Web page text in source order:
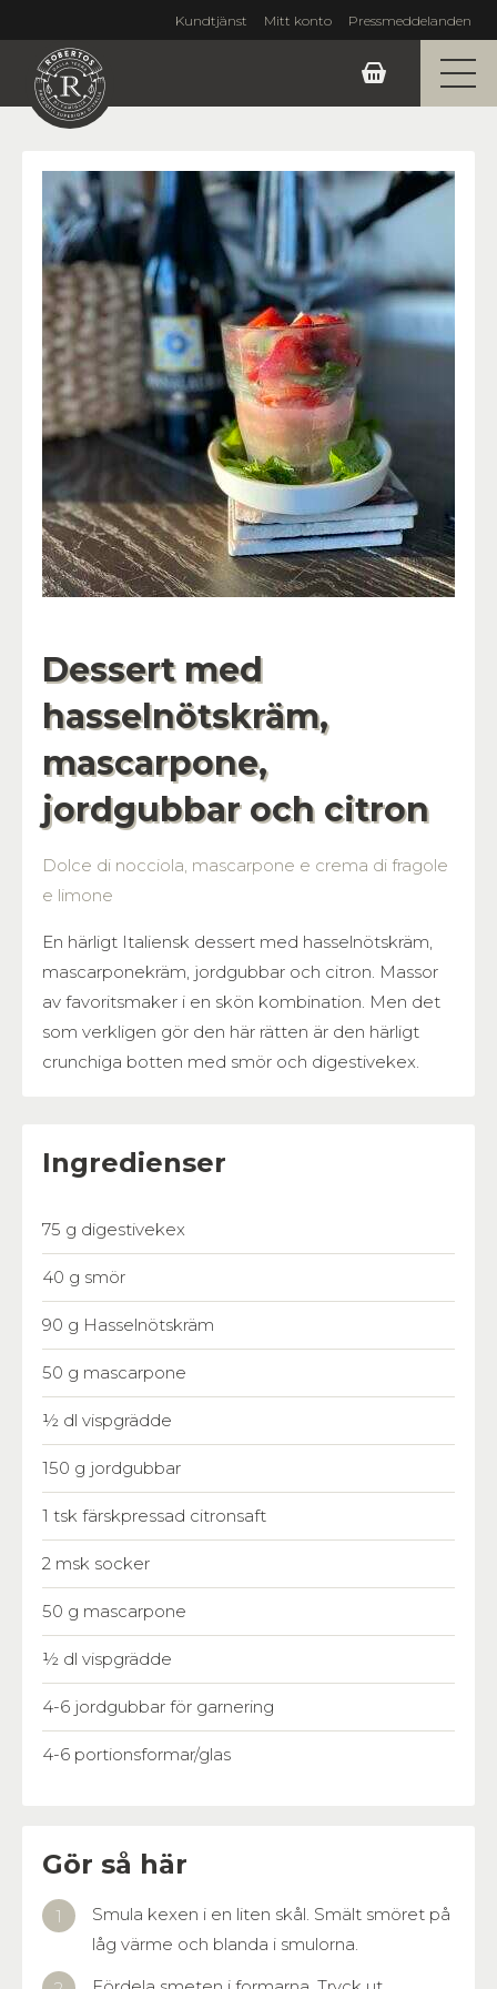
Kundtjänst Mitt konto Pressmeddelanden
Dessert med
hasselnöts­kräm,
mascarpone,
jordgubbar och citron
Dolce di nocciola, mascarpone e crema di fragole
e limone
En härligt Italiensk dessert med hasselnöts­kräm,
mascarpone­kräm, jordgubbar och citron. Massor
av favoritsmaker i en skön kombination. Men det
som verkligen gör den här rätten är den härligt
crunchiga botten med smör och digestivekex.
Ingredienser
75 g digestivekex
40 g smör
90 g Hasselnötskräm
50 g mascarpone
½ dl vispgrädde
150 g jordgubbar
1 tsk färskpressad citronsaft
2 msk socker
50 g mascarpone
½ dl vispgrädde
4-6 jordgubbar för garnering
4-6 portionsformar/glas
Gör så här
Smula kexen i en liten skål. Smält smöret på
låg värme och blanda i smulorna.